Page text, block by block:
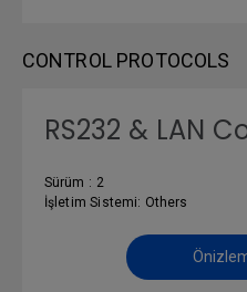
CONTROL PROTOCOLS
RS232 & LAN
Sürüm : 2
İşletim Sistemi: Others